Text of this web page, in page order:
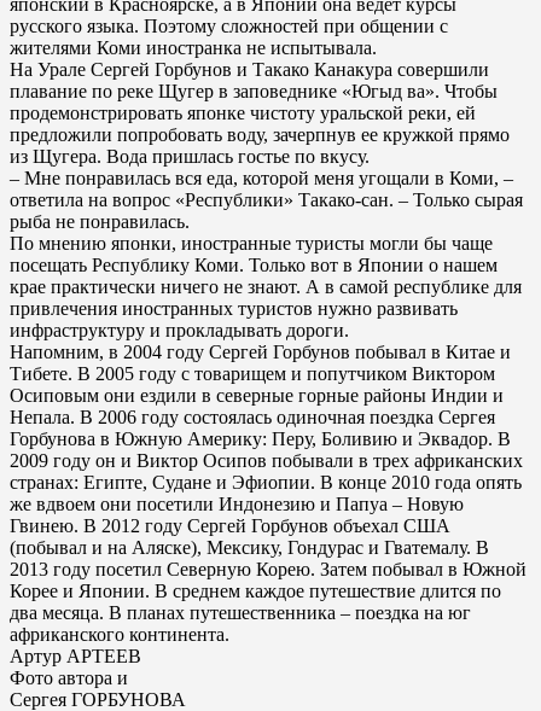
японский в Красноярске, а в Японии она ведет курсы
русского языка. Поэтому сложностей при общении с
жителями Коми иностранка не испытывала.
На Урале Сергей Горбунов и Такако Канакура совершили
плавание по реке Щугер в заповеднике «Югыд ва». Чтобы
продемонстрировать японке чистоту уральской реки, ей
предложили попробовать воду, зачерпнув ее кружкой прямо
из Щугера. Вода пришлась гостье по вкусу.
– Мне понравилась вся еда, которой меня угощали в Коми, –
ответила на вопрос «Республики» Такако-сан. – Только сырая
рыба не понравилась.
По мнению японки, иностранные туристы могли бы чаще
посещать Республику Коми. Только вот в Японии о нашем
крае практически ничего не знают. А в самой республике для
привлечения иностранных туристов нужно развивать
инфраструктуру и прокладывать дороги.
Напомним, в 2004 году Сергей Горбунов побывал в Китае и
Тибете. В 2005 году с товарищем и попутчиком Виктором
Осиповым они ездили в северные горные районы Индии и
Непала. В 2006 году состоялась одиночная поездка Сергея
Горбунова в Южную Америку: Перу, Боливию и Эквадор. В
2009 году он и Виктор Осипов побывали в трех африканских
странах: Египте, Судане и Эфиопии. В конце 2010 года опять
же вдвоем они посетили Индонезию и Папуа – Новую
Гвинею. В 2012 году Сергей Горбунов объехал США
(побывал и на Аляске), Мексику, Гондурас и Гватемалу. В
2013 году посетил Северную Корею. Затем побывал в Южной
Корее и Японии. В среднем каждое путешествие длится по
два месяца. В планах путешественника – поездка на юг
африканского континента.
Артур АРТЕЕВ
Фото автора и
Сергея ГОРБУНОВА